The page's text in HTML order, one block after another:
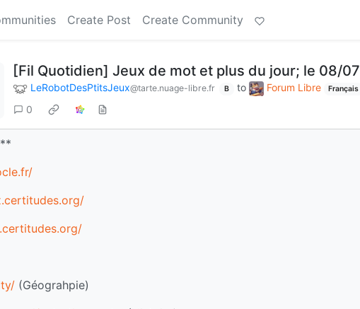
Create Post Create Community
[Fil Quotidien] Jeux de mot et plus du jour; le 08/07
LeRobotDesPtitsJeux@tarte.nuage-libre.fr B to Forum Libre Français
0
(Géograhpie)